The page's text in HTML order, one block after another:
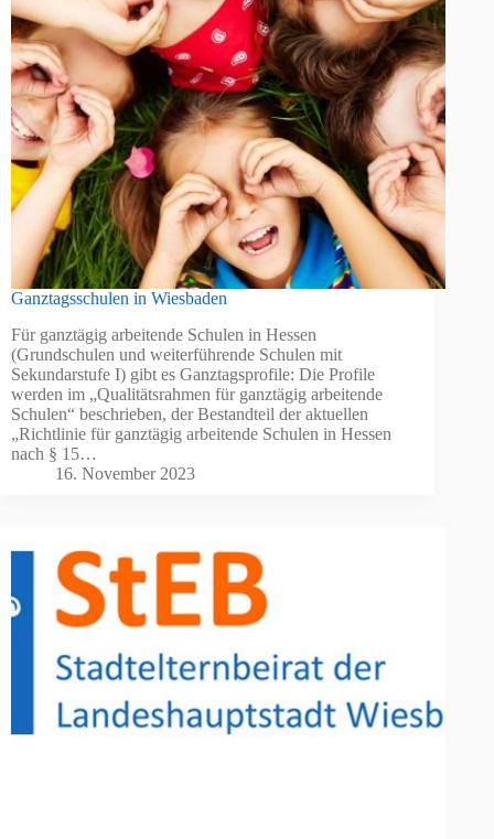
Ganztagsschulen in Wiesbaden
Für ganztägig arbeitende Schulen in Hessen
(Grundschulen und weiterführende Schulen mit
Sekundarstufe I) gibt es Ganztagsprofile: Die Profile
werden im „Qualitätsrahmen für ganztägig arbeitende
Schulen“ beschrieben, der Bestandteil der aktuellen
„Richtlinie für ganztägig arbeitende Schulen in Hessen
nach § 15…
16. November 2023